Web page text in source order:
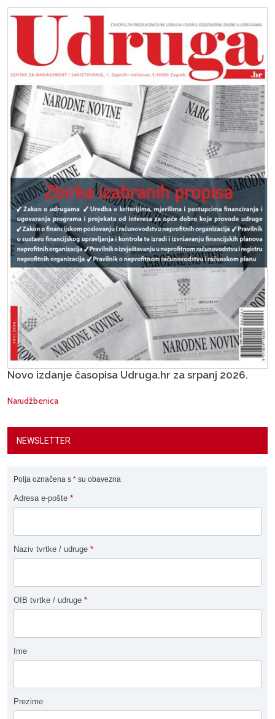
Novo izdanje časopisa Udruga.hr za srpanj 2026.
Narudžbenica
NEWSLETTER
Polja označena s * su obavezna
Adresa e-pošte *
Naziv tvrtke / udruge *
OIB tvrtke / udruge *
Ime
Prezime